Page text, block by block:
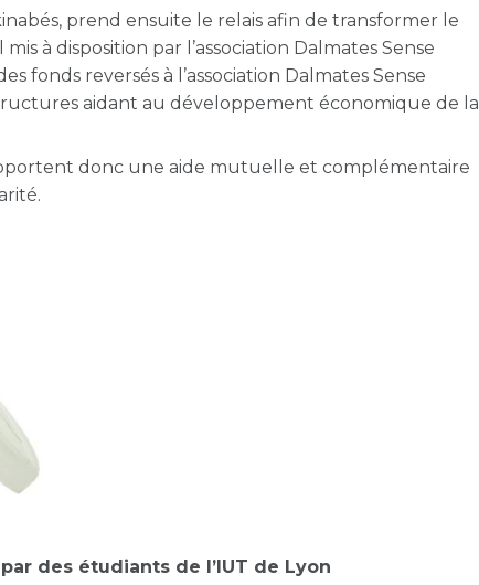
prend ensuite le relais afin de transformer le
à disposition par l’association Dalmates Sense
fonds reversés à l’association Dalmates Sense
aidant au développement économique de la
donc une aide mutuelle et complémentaire
des étudiants de l’IUT de Lyon